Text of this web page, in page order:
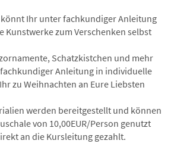
Ihr unter fachkundiger Anleitung
Kunstwerke zum Verschenken selbst
Schatzkistchen und mehr
Anleitung in individuelle
zu Weihnachten an Eure Liebsten
werden bereitgestellt und können
von 10,00EUR/Person genutzt
an die Kursleitung gezahlt.